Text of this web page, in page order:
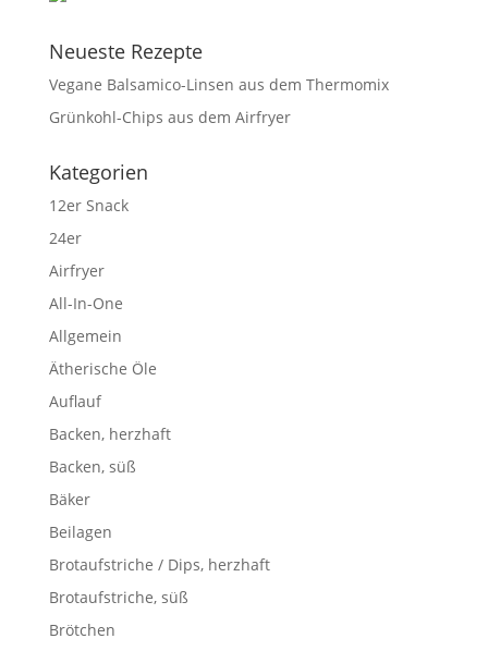
Neueste Rezepte
Vegane Balsamico-Linsen aus dem Thermomix
Grünkohl-Chips aus dem Airfryer
Kategorien
12er Snack
24er
Airfryer
All-In-One
Allgemein
Ätherische Öle
Auflauf
Backen, herzhaft
Backen, süß
Bäker
Beilagen
Brotaufstriche / Dips, herzhaft
Brotaufstriche, süß
Brötchen